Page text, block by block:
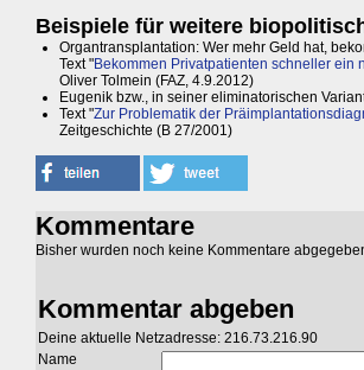
Beispiele für weitere
Organtransplantation: Wer mehr Geld hat,
Text "Bekommen Privatpatienten schneller ein
Oliver Tolmein (FAZ, 4.9.2012)
Eugenik bzw., in seiner eliminatorischen
Text "Zur Problematik der
Zeitgeschichte (B 27/2001)
Kommentare
Bisher wurden noch keine Kommentare
Kommentar abgeben
Deine aktuelle Netzadresse: 216.73.216.90
Name